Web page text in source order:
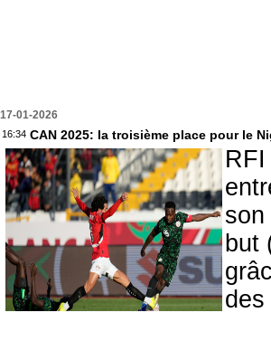
17-01-2026
16:34 CAN 2025: la troisième place pour le
son
but
des